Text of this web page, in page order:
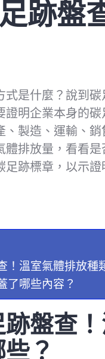
跡盤
式是什麼？說到
證明企業本身的
、製造、運輸、
體排放量，看看
跡標章，以示證
！溫室氣體排放種
了哪些內容？
盤查
？